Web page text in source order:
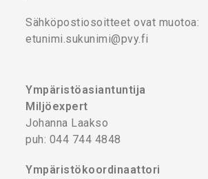
Sähköpostiosoitteet ovat muotoa:
etunimi.sukunimi@pvy.fi
Ympäristöasiantuntija
Miljöexpert
Johanna Laakso
puh: 044 744 4848
Ympäristökoordinaattori